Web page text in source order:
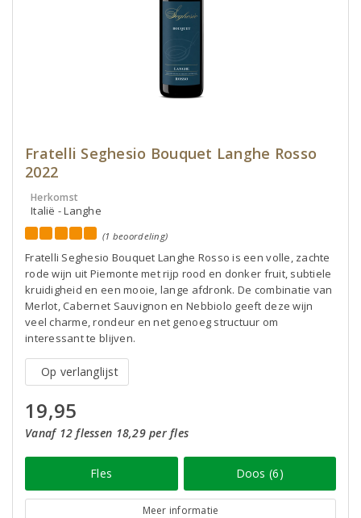
Fratelli Seghesio Bouquet Langhe Rosso
2022
Herkomst
Italië - Langhe
(1 beoordeling)
Fratelli Seghesio Bouquet Langhe Rosso is een volle, zachte
rode wijn uit Piemonte met rijp rood en donker fruit, subtiele
kruidigheid en een mooie, lange afdronk. De combinatie van
Merlot, Cabernet Sauvignon en Nebbiolo geeft deze wijn
veel charme, rondeur en net genoeg structuur om
interessant te blijven.
Op verlanglijst
19,95
Vanaf 12 flessen 18,29 per fles
Fles Doos (6)
Meer informatie